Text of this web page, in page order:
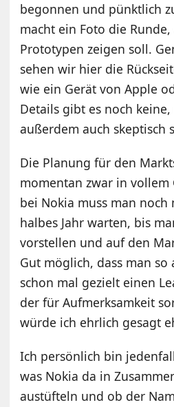
begonnen und pünktlich
macht ein Foto die
Prototypen zeigen soll.
sehen wir hier die
wie ein Gerät von Apple
Details gibt es noch
außerdem auch skeptisch
Die Planung für den
momentan zwar in vollem
bei Nokia muss man noch
halbes Jahr warten, bis
vorstellen und auf den
Gut möglich, dass man
schon mal gezielt einen
der für Aufmerksamkeit
würde ich ehrlich gesagt
Ich persönlich bin
was Nokia da in
austüfteln und ob der